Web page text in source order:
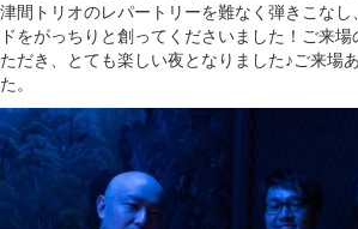
津間トリオのレパートリーを難なく弾きこな
ドをがっちりと創ってくださいました！ご来
ただき、とても楽しい夜となりました♪ご来場
た。